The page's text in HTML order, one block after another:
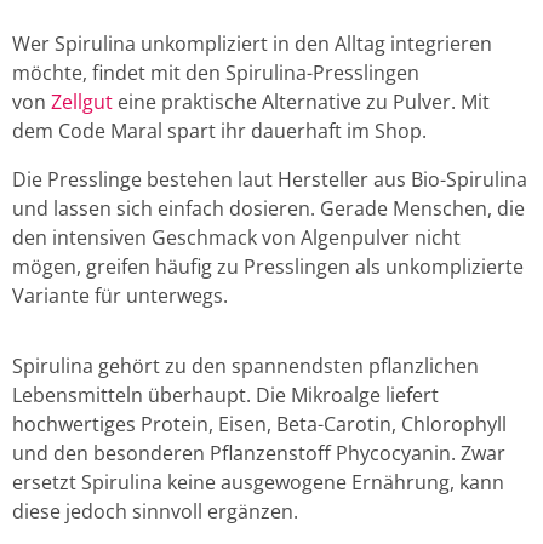
Wer Spirulina unkompliziert in den Alltag integrieren
möchte, findet mit den Spirulina-Presslingen
von Zellgut eine praktische Alternative zu Pulver. Mit
dem Code Maral spart ihr dauerhaft im Shop.
Die Presslinge bestehen laut Hersteller aus Bio-Spirulina
und lassen sich einfach dosieren. Gerade Menschen, die
den intensiven Geschmack von Algenpulver nicht
mögen, greifen häufig zu Presslingen als unkomplizierte
Variante für unterwegs.
Spirulina gehört zu den spannendsten pflanzlichen
Lebensmitteln überhaupt. Die Mikroalge liefert
hochwertiges Protein, Eisen, Beta-Carotin, Chlorophyll
und den besonderen Pflanzenstoff Phycocyanin. Zwar
ersetzt Spirulina keine ausgewogene Ernährung, kann
diese jedoch sinnvoll ergänzen.